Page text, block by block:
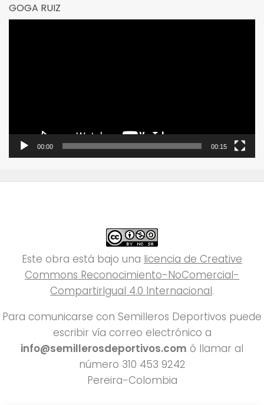
GOGA RUIZ
00:00 00:15
Este obra está bajo una licencia de Creative
Commons Reconocimiento-NoComercial-
CompartirIgual 4.0 Internacional.
Para comunicarse con Semilleros Deportivos puede
escribir vía correo electrónico a
info@semillerosdeportivos.com ó llamar al
número 310 453 9242
Pereira-Colombia